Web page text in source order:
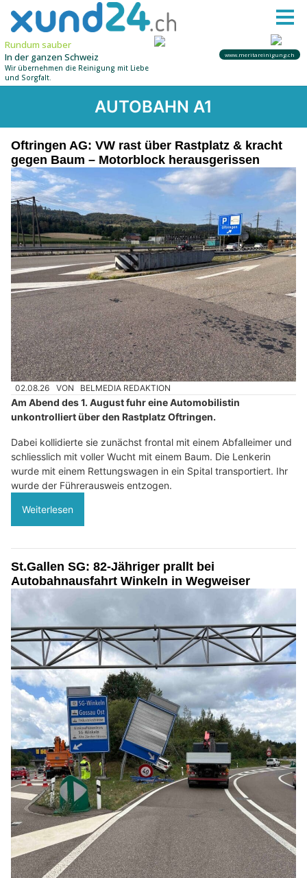
AUTOBAHN A1
Oftringen AG: VW rast über Rastplatz & kracht
gegen Baum – Motorblock herausgerissen
02.08.26 VON BELMEDIA REDAKTION
Am Abend des 1. August fuhr eine Automobilistin
unkontrolliert über den Rastplatz Oftringen.
Dabei kollidierte sie zunächst frontal mit einem Abfalleimer und
schliesslich mit voller Wucht mit einem Baum. Die Lenkerin
wurde mit einem Rettungswagen in ein Spital transportiert. Ihr
wurde der Führerausweis entzogen.
Weiterlesen
St.Gallen SG: 82-Jähriger prallt bei
Autobahnausfahrt Winkeln in Wegweiser